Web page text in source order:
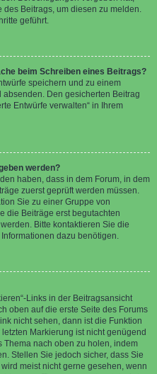
Beitrags, um diesen zu melden.
geführt.
beim Schreiben eines Beitrags?
speichern und zu einem
Den gesicherten Beitrag
Entwürfe verwalten“ in Ihrem
werden?
haben, dass in dem Forum, in dem
zuerst geprüft werden müssen.
Sie zu einer Gruppe von
die Beiträge erst begutachten
Bitte kontaktieren Sie die
dazu benötigen.
Links in der Beitragsansicht
oben auf die erste Seite des Forums
nicht sehen, dann ist die Funktion
Markierung ist nicht genügend
Thema nach oben zu holen, indem
Stellen Sie jedoch sicher, dass Sie
meist nicht gerne gesehen, wenn